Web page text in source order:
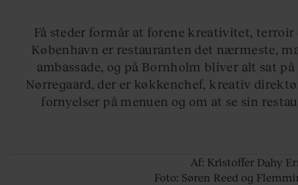
Få steder formår at forene kreativitet, terroir
København er restauranten det nærmeste,
ambassade, og på Bornholm bliver alt sat
Nørregaard, der er køkkenchef, kreativ
fornyelser på menuen og om at se sin
Af: Kristoffer Dahy
Foto: Søren Reed og